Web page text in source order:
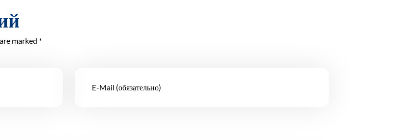
marked *